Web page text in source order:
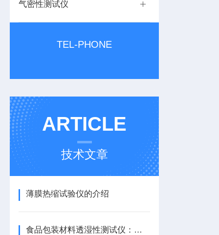
气密性测试仪
TEL-PHONE
ARTICLE
技术文章
薄膜热缩试验仪的介绍
食品包装材料透湿性测试仪：解析